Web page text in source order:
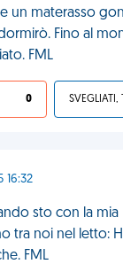
un materasso
Fino al
FML
0
16:32
sto con la mia
tra noi nel letto:
FML